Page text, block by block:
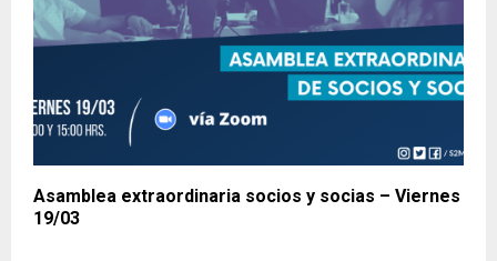
Asamblea extraordinaria socios y socias – Viernes
19/03